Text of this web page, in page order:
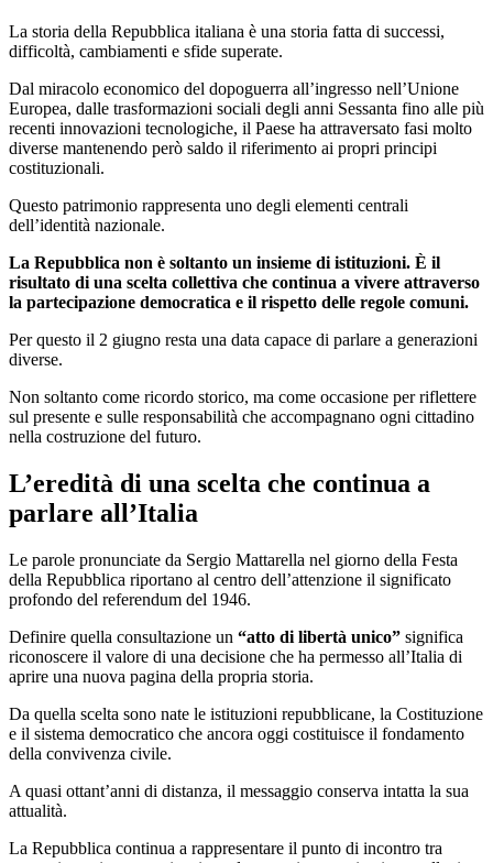
La storia della Repubblica italiana è una storia fatta di successi,
difficoltà, cambiamenti e sfide superate.
Dal miracolo economico del dopoguerra all’ingresso nell’Unione
Europea, dalle trasformazioni sociali degli anni Sessanta fino alle più
recenti innovazioni tecnologiche, il Paese ha attraversato fasi molto
diverse mantenendo però saldo il riferimento ai propri principi
costituzionali.
Questo patrimonio rappresenta uno degli elementi centrali
dell’identità nazionale.
La Repubblica non è soltanto un insieme di istituzioni. È il
risultato di una scelta collettiva che continua a vivere attraverso
la partecipazione democratica e il rispetto delle regole comuni.
Per questo il 2 giugno resta una data capace di parlare a generazioni
diverse.
Non soltanto come ricordo storico, ma come occasione per riflettere
sul presente e sulle responsabilità che accompagnano ogni cittadino
nella costruzione del futuro.
L’eredità di una scelta che continua a
parlare all’Italia
Le parole pronunciate da Sergio Mattarella nel giorno della Festa
della Repubblica riportano al centro dell’attenzione il significato
profondo del referendum del 1946.
Definire quella consultazione un “atto di libertà unico” significa
riconoscere il valore di una decisione che ha permesso all’Italia di
aprire una nuova pagina della propria storia.
Da quella scelta sono nate le istituzioni repubblicane, la Costituzione
e il sistema democratico che ancora oggi costituisce il fondamento
della convivenza civile.
A quasi ottant’anni di distanza, il messaggio conserva intatta la sua
attualità.
La Repubblica continua a rappresentare il punto di incontro tra